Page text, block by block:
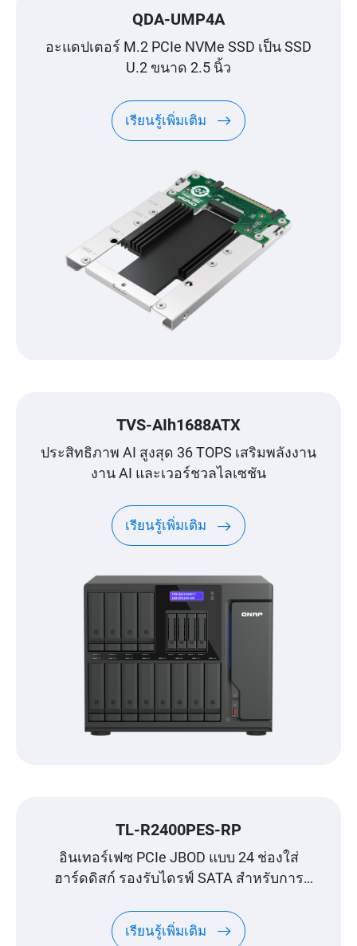
QDA-UMP4A
อะแดปเตอร์ M.2 PCIe NVMe SSD เป็น SSD
U.2 ขนาด 2.5 นิ้ว
เรียนรู้เพิ่มเติม
TVS-AIh1688ATX
ประสิทธิภาพ AI สูงสุด 36 TOPS เสริมพลังงาน
งาน AI และเวอร์ชวลไลเซชัน
เรียนรู้เพิ่มเติม
TL-R2400PES-RP
อินเทอร์เฟซ PCIe JBOD แบบ 24 ช่องใส่
ฮาร์ดดิสก์ รองรับไดรฟ์ SATA สำหรับการ
เฉพาะสำหรับ QNAP NAS
เรียนรู้เพิ่มเติม